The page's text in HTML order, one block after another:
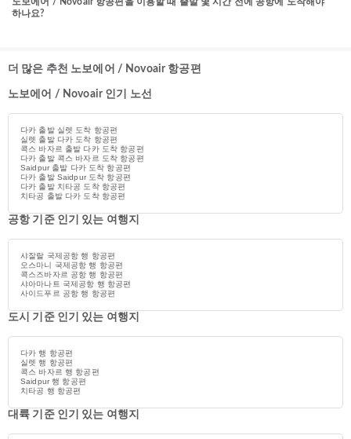
하나요?
더 많은 추천 노보에어 / Novoair 항공편
노보에어 / Novoair 인기 노선
다카 출발 실렛 도착 항공편
실렛 출발 다카 도착 항공편
콕스 바자르 출발 다카 도착 항공편
다카 출발 콕스 바자르 도착 항공편
Saidpur 출발 다카 도착 항공편
다카 출발 Saidpur 도착 항공편
다카 출발 치타공 도착 항공편
치타공 출발 다카 도착 항공편
공항 기준 인기 있는 여행지
샤잘랄 국제공항 행 항공편
오스마니 국제공항 행 항공편
콕스즈바자르 공항 행 항공편
샤아마나트 국제공항 행 항공편
사이드푸르 공항 행 항공편
도시 기준 인기 있는 여행지
다카 행 항공편
실렛 행 항공편
콕스 바자르 행 항공편
Saidpur 행 항공편
치타공 행 항공편
대륙 기준 인기 있는 여행지